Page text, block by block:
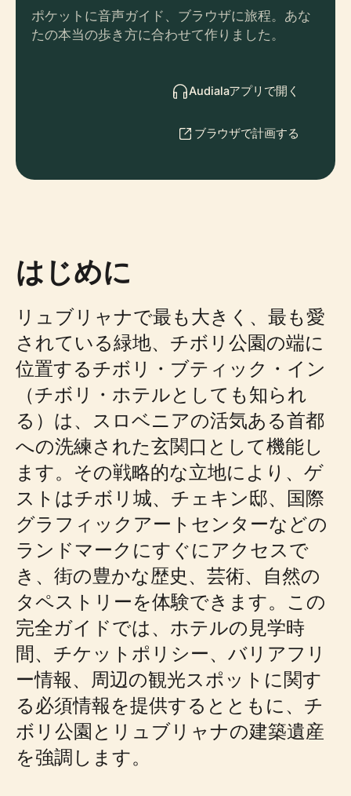
ポケットに音声ガイド、ブラウザに旅程。あな
たの本当の歩き方に合わせて作りました。
Audialaアプリで開く
ブラウザで計画する
はじめに
リュブリャナで最も大きく、最も愛
されている緑地、チボリ公園の端に
位置するチボリ・ブティック・イン
（チボリ・ホテルとしても知られ
る）は、スロベニアの活気ある首都
への洗練された玄関口として機能し
ます。その戦略的な立地により、ゲ
ストはチボリ城、チェキン邸、国際
グラフィックアートセンターなどの
ランドマークにすぐにアクセスで
き、街の豊かな歴史、芸術、自然の
タペストリーを体験できます。この
完全ガイドでは、ホテルの見学時
間、チケットポリシー、バリアフリ
ー情報、周辺の観光スポットに関す
る必須情報を提供するとともに、チ
ボリ公園とリュブリャナの建築遺産
を強調します。